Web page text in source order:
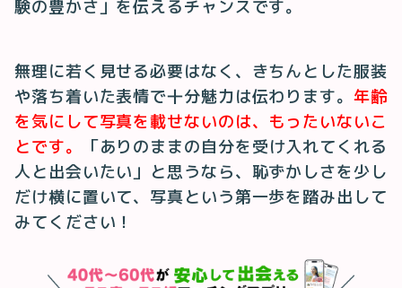
験の豊かさ」を伝えるチャンスです。
無理に若く見せる必要はなく、きちんとした服装
や落ち着いた表情で十分魅力は伝わります。 年齢
を気にして写真を載せないのは、もったいないこ
とです。
「ありのままの自分を受け入れてくれる
人と出会いたい」と思うなら、恥ずかしさを少し
だけ横に置いて、写真という第一歩を踏み出して
みてください！